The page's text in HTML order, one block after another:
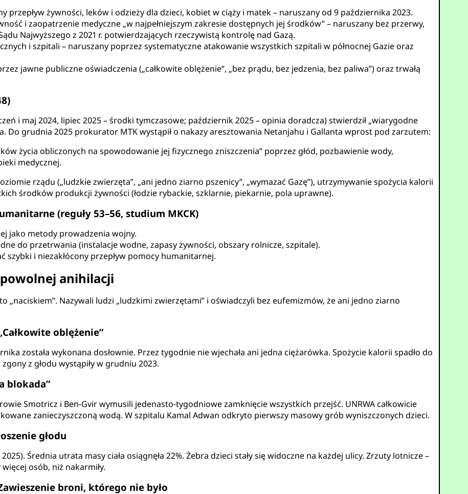
przepływ żywności, leków i odzieży dla dzieci, kobiet w ciąży i matek – naruszany od 9 października 2023.
i zaopatrzenie medyczne „w najpełniejszym zakresie dostępnych jej środków” – naruszany bez przerwy,
Najwyższego z 2021 r. potwierdzających rzeczywistą kontrolę nad Gazą.
i szpitali – naruszany poprzez systematyczne atakowanie wszystkich szpitali w północnej Gazie oraz
jawne publiczne oświadczenia („całkowite oblężenie”, „bez prądu, bez jedzenia, bez paliwa”) oraz trwałą
i maj 2024, lipiec 2025 – środki tymczasowe; październik 2025 – opinia doradcza) stwierdził „wiarygodne
Do grudnia 2025 prokurator MTK wystąpił o nakazy aresztowania Netanjahu i Gallanta wprost pod zarzutem:
życia obliczonych na spowodowanie jej fizycznego zniszczenia” poprzez głód, pozbawienie wody,
medycznej.
rządu („ludzkie zwierzęta”, „ani jedno ziarno pszenicy”, „wymazać Gazę”), utrzymywanie spożycia kalorii
środków produkcji żywności (łodzie rybackie, szklarnie, piekarnie, pola uprawne).
(reguły 53–56, studium MKCK)
jako metody prowadzenia wojny.
do przetrwania (instalacje wodne, zapasy żywności, obszary rolnicze, szpitale).
szybki i niezakłócony przepływ pomocy humanitarnej.
anihilacji
„naciskiem”. Nazywali ludzi „ludzkimi zwierzętami” i oświadczyli bez eufemizmów, że ani jedno ziarno
oblężenie”
została wykonana dosłownie. Przez tygodnie nie wjechała ani jedna ciężarówka. Spożycie kalorii spadło do
z głodu wystąpiły w grudniu 2023.
blokada”
Smotricz i Ben-Gvir wymusili jedenasto-tygodniowe zamknięcie wszystkich przejść. UNRWA całkowicie
zanieczyszczoną wodą. W szpitalu Kamal Adwan odkryto pierwszy masowy grób wyniszczonych dzieci.
głodu
Średnia utrata masy ciała osiągnęła 22%. Żebra dzieci stały się widoczne na każdej ulicy. Zrzuty lotnicze –
osób, niż nakarmiły.
broni, którego nie było